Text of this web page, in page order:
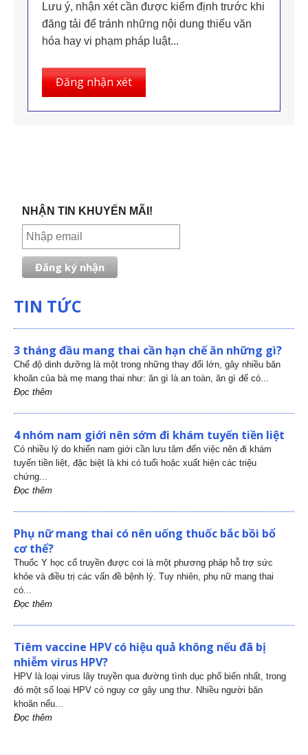
Lưu ý, nhận xét cần được kiểm định trước khi
đăng tải để tránh những nội dung thiếu văn
hóa hay vi phạm pháp luật...
Đăng nhận xét
NHẬN TIN KHUYẾN MÃI!
TIN TỨC
3 tháng đầu mang thai cần hạn chế ăn những gì?
Chế độ dinh dưỡng là một trong những thay đổi lớn, gây nhiều băn
khoăn của bà mẹ mang thai như: ăn gì là an toàn, ăn gì để có...
Đọc thêm
4 nhóm nam giới nên sớm đi khám tuyến tiền liệt
Có nhiều lý do khiến nam giới cần lưu tâm đến việc nên đi khám
tuyến tiền liệt, đặc biệt là khi có tuổi hoặc xuất hiện các triệu
chứng...
Đọc thêm
Phụ nữ mang thai có nên uống thuốc bắc bồi bổ
cơ thể?
Thuốc Y học cổ truyền được coi là một phương pháp hỗ trợ sức
khỏe và điều trị các vấn đề bệnh lý. Tuy nhiên, phụ nữ mang thai
có...
Đọc thêm
Tiêm vaccine HPV có hiệu quả không nếu đã bị
nhiễm virus HPV?
HPV là loại virus lây truyền qua đường tình dục phổ biến nhất, trong
đó một số loại HPV có nguy cơ gây ung thư. Nhiều người băn
khoăn nếu...
Đọc thêm